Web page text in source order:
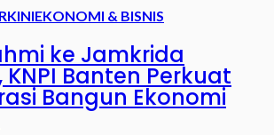
EKONOMI & BISNIS
ke Jamkrida
KNPI Banten Perkuat
Bangun Ekonomi